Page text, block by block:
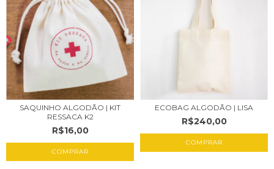
SAQUINHO ALGODÃO | KIT
RESSACA K2
R$16,00
COMPRAR
ECOBAG ALGODÃO | LISA
R$240,00
COMPRAR